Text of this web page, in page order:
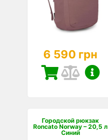
6 590 грн
Городской рюкзак
Roncato Norway – 20,5 л
Синий